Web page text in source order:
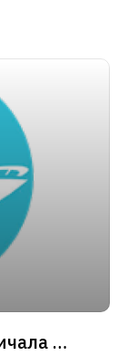
Маршрут №4 Круговой от причала «Зарядье»